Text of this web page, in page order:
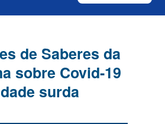
de Saberes da
sobre Covid-19
surda